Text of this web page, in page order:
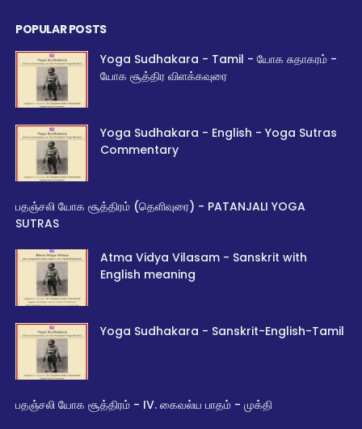
POPULAR POSTS
Yoga Sudhakara - Tamil - யோக சுதாகரம் -
யோக சூத்திர விளக்கவுரை
Yoga Sudhakara - English - Yoga Sutras
Commentary
பதஞ்சலி யோக சூத்திரம் (தெளிவுரை) - PATANJALI YOGA
SUTRAS
Atma Vidya Vilasam - Sanskrit with
English meaning
Yoga Sudhakara - Sanskrit-English-Tamil
பதஞ்சலி யோக சூத்திரம் - IV. கைவல்ய பாதம் - முக்தி